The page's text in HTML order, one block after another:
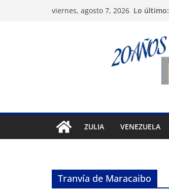
viernes, agosto 7, 2026 Lo último:
ZULIA VENEZUELA
Tranvía de Maracaibo